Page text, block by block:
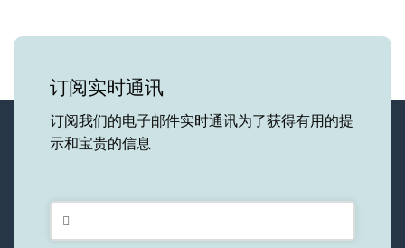
订阅实时通讯
订阅我们的电子邮件实时通讯为了获得有用的提
示和宝贵的信息